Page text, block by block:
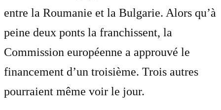
entre la Roumanie et la Bulgarie. Alors qu’à
peine deux ponts la franchissent, la
Commission européenne a approuvé le
financement d’un troisième. Trois autres
pourraient même voir le jour.